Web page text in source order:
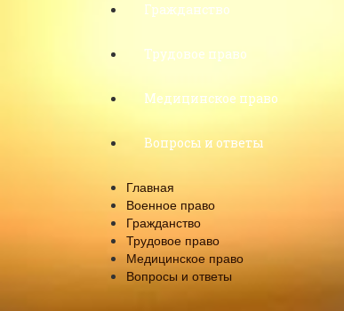
Гражданство
Трудовое право
Медицинское право
Вопросы и ответы
Главная
Военное право
Гражданство
Трудовое право
Медицинское право
Вопросы и ответы